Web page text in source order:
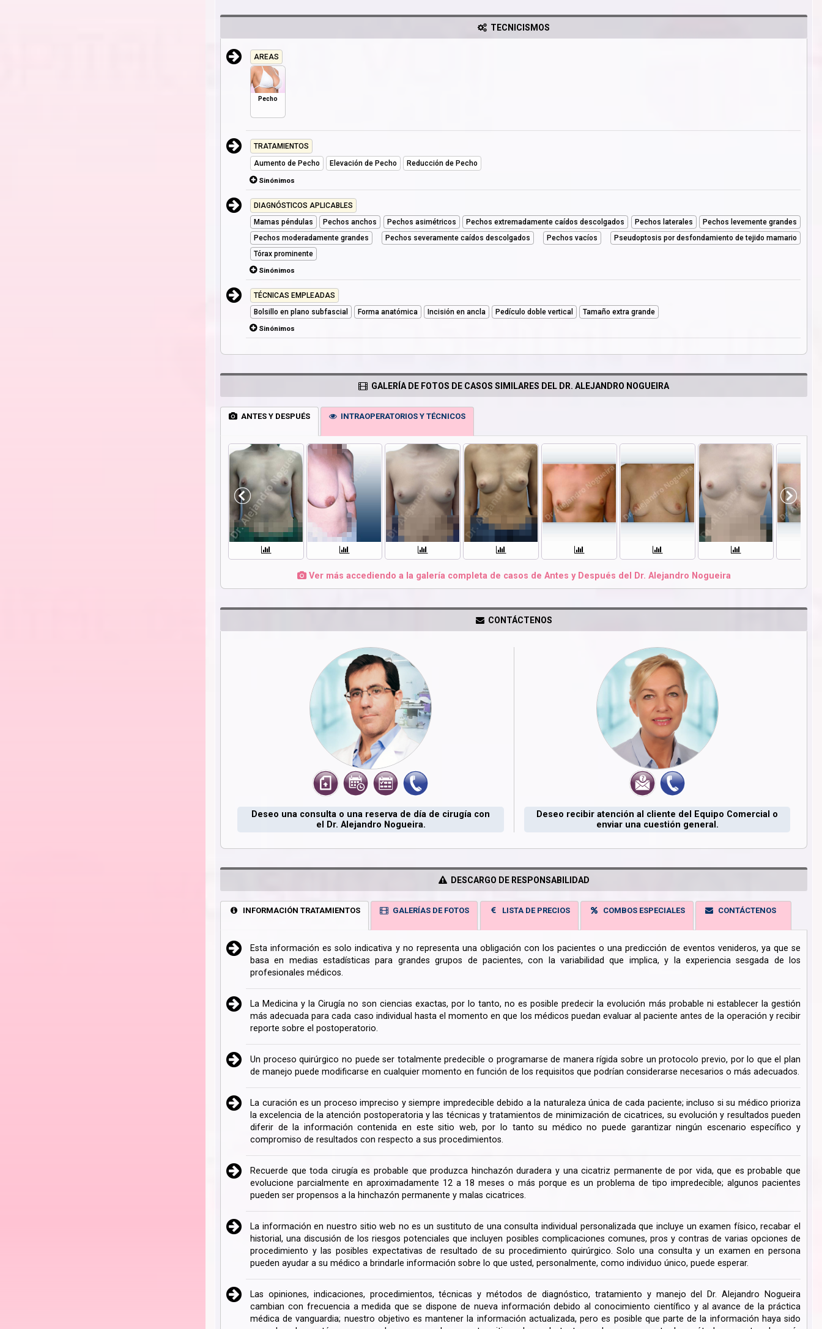
TECNICISMOS
AREAS
Pecho
TRATAMIENTOS
Aumento de Pecho
Elevación de Pecho
Reducción de Pecho
Sinónimos
DIAGNÓSTICOS APLICABLES
Mamas péndulas
Pechos anchos Pechos asimétricos Pechos extremadamente caídos descolgados Pechos laterales
Pechos levemente grandes
Pechos moderadamente grandes
Pechos severamente caídos descolgados Pechos vacíos
Pseudoptosis por desfondamiento de tejido mamario
Tórax prominente
Sinónimos
TÉCNICAS EMPLEADAS
Bolsillo en plano subfascial
Forma anatómica Incisión en ancla Pedículo doble vertical
Tamaño extra grande
Sinónimos
GALERÍA DE FOTOS DE CASOS SIMILARES DEL DR. ALEJANDRO NOGUEIRA
ANTES Y DESPUÉS INTRAOPERATORIOS Y TÉCNICOS
Ver más accediendo a la galería completa de casos de Antes y Después del Dr. Alejandro Nogueira
CONTÁCTENOS
Deseo una consulta o una reserva de día de cirugía con
el Dr. Alejandro Nogueira.
Deseo recibir atención al cliente del Equipo Comercial o
enviar una cuestión general.
DESCARGO DE RESPONSABILIDAD
INFORMACIÓN TRATAMIENTOS GALERÍAS DE FOTOS LISTA DE PRECIOS COMBOS ESPECIALES CONTÁCTENOS
Esta información es solo indicativa y no representa una obligación con los pacientes o una predicción de eventos venideros, ya que se
basa en medias estadísticas para grandes grupos de pacientes, con la variabilidad que implica, y la experiencia sesgada de los
profesionales médicos.
La Medicina y la Cirugía no son ciencias exactas, por lo tanto, no es posible predecir la evolución más probable ni establecer la gestión
más adecuada para cada caso individual hasta el momento en que los médicos puedan evaluar al paciente antes de la operación y recibir
reporte sobre el postoperatorio.
Un proceso quirúrgico no puede ser totalmente predecible o programarse de manera rígida sobre un protocolo previo, por lo que el plan
de manejo puede modificarse en cualquier momento en función de los requisitos que podrían considerarse necesarios o más adecuados.
La curación es un proceso impreciso y siempre impredecible debido a la naturaleza única de cada paciente; incluso si su médico prioriza
la excelencia de la atención postoperatoria y las técnicas y tratamientos de minimización de cicatrices, su evolución y resultados pueden
diferir de la información contenida en este sitio web, por lo tanto su médico no puede garantizar ningún escenario específico y
compromiso de resultados con respecto a sus procedimientos.
Recuerde que toda cirugía es probable que produzca hinchazón duradera y una cicatriz permanente de por vida, que es probable que
evolucione parcialmente en aproximadamente 12 a 18 meses o más porque es un problema de tipo impredecible; algunos pacientes
pueden ser propensos a la hinchazón permanente y malas cicatrices.
La información en nuestro sitio web no es un sustituto de una consulta individual personalizada que incluye un examen físico, recabar el
historial, una discusión de los riesgos potenciales que incluyen posibles complicaciones comunes, pros y contras de varias opciones de
procedimiento y las posibles expectativas de resultado de su procedimiento quirúrgico. Solo una consulta y un examen en persona
pueden ayudar a su médico a brindarle información sobre lo que usted, personalmente, como individuo único, puede esperar.
Las opiniones, indicaciones, procedimientos, técnicas y métodos de diagnóstico, tratamiento y manejo del Dr. Alejandro Nogueira
cambian con frecuencia a medida que se dispone de nueva información debido al conocimiento científico y al avance de la práctica
médica de vanguardia; nuestro objetivo es mantener la información actualizada, pero es posible que parte de la información haya sido